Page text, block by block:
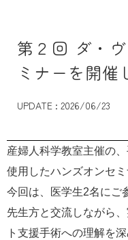
教育
研究業績
第２回 ダ・
ミナーを開催
UPDATE : 2026/06/23
産婦人科学教室主催の
使用したハンズオンセミ
今回は、医学生2名にご
先生方と交流しながら
ト支援手術への理解を